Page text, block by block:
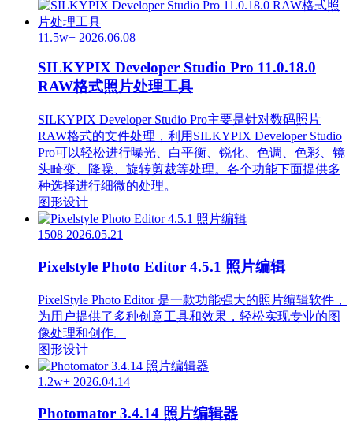
11.5w+ 2026.06.08
SILKYPIX Developer Studio Pro 11.0.18.0
RAW格式照片处理工具
SILKYPIX Developer Studio Pro主要是针对数码照片
RAW格式的文件处理，利用SILKYPIX Developer Studio
Pro可以轻松进行曝光、白平衡、锐化、色调、色彩、镜
头畸变、降噪、旋转剪裁等处理。各个功能下面提供多
种选择进行细微的处理。
图形设计
1508 2026.05.21
Pixelstyle Photo Editor 4.5.1 照片编辑
PixelStyle Photo Editor 是一款功能强大的照片编辑软件，
为用户提供了多种创意工具和效果，轻松实现专业的图
像处理和创作。
图形设计
1.2w+ 2026.04.14
Photomator 3.4.14 照片编辑器